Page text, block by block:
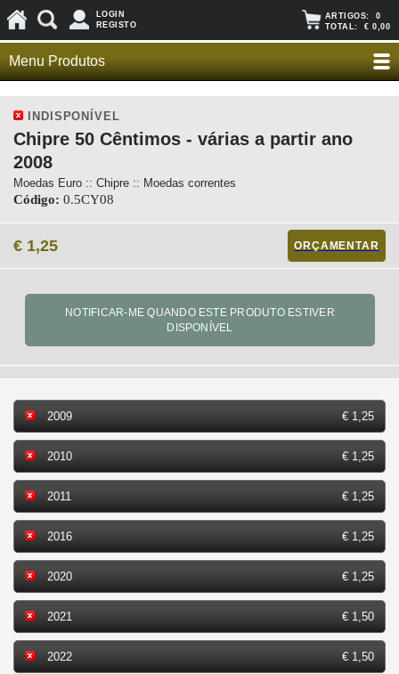
LOGIN
REGISTO
ARTIGOS: 0
TOTAL: € 0,00
Menu Produtos
INDISPONÍVEL
Chipre 50 Cêntimos - várias a partir ano
2008
Moedas Euro :: Chipre :: Moedas correntes
Código: 0.5CY08
€ 1,25 ORÇAMENTAR
2009 € 1,25
2010 € 1,25
2011 € 1,25
2016 € 1,25
2020 € 1,25
2021 € 1,50
2022 € 1,50